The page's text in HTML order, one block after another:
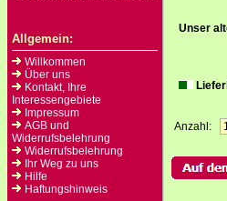
Allgemein:
Willkommen
Über uns
Kontakt, Ihre
Interessengebiete
Impressum
AGB und
Widerrufsbelehrung
Widerrufsbelehrung
Ihr Weg zu uns
Hilfe
Haftungshinweis
Unser
Anzahl: